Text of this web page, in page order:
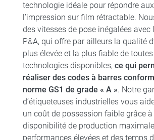
technologie idéale pour répondre
l’impression sur film rétractable.
des vitesses de pose inégalées
P&A, qui offre par ailleurs la qualité
plus élevée et la plus fiable de
technologies disponibles, ce qui
réaliser des codes à barres
norme GS1 de grade « A ». Notre
d’étiqueteuses industrielles vous
un coût de possession faible grâce à
disponibilité de production
performances élevées et des temps